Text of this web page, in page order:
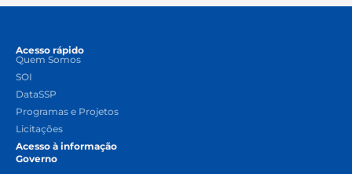
Acesso rápido
Quem Somos
SOI
DataSSP
Programas e Projetos
Licitações
Acesso à informação
Governo